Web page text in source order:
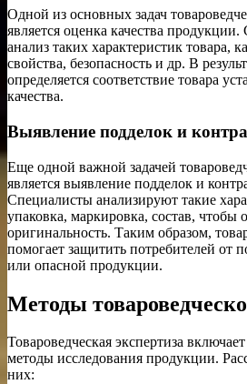
Одной из основных задач
является оценка качества
анализ таких характеристик товара,
свойства, безопасность и др. В
определяется соответствие товара
качества.
Выявление подделок и
Еще одной важной задачей
является выявление подделок и
Специалисты анализируют такие
упаковка, маркировка, состав, чтобы
оригинальность. Таким образом,
помогает защитить потребителей от
или опасной продукции.
Методы
Товароведческая экспертиза
методы исследования продукции.
них: